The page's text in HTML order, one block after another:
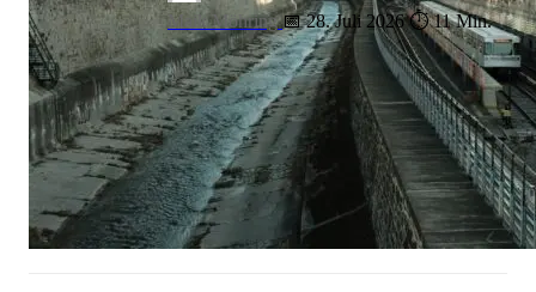
Maik Möhring 📅 28. Juli 2026 ⏱ 11 Min.